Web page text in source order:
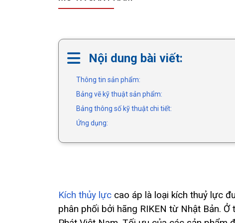
Nội dung bài viết:
Thông tin sản phẩm:
Bảng vẽ kỹ thuật sản phẩm:
Bảng thông số kỹ thuật chi tiết:
Ứng dụng:
Kích thủy lực cao áp là loại kích thuỷ lực
phân phối bởi hãng RIKEN từ Nhật Bản.